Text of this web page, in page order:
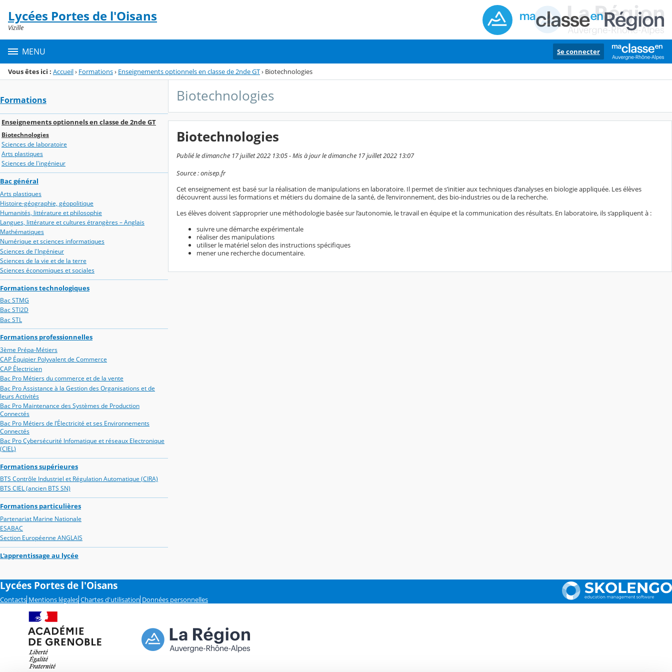
Menu de la rubrique
Contenu
Lycées Portes de l'Oisans
Vizille
MENU Se connecter
Vous êtes ici : Accueil› Formations› Enseignements optionnels en classe de 2nde GT› Biotechnologies
Formations
Enseignements optionnels en classe de 2nde GT
Biotechnologies
Sciences de laboratoire
Arts plastiques
Sciences de l'ingénieur
Bac général
Arts plastiques
Histoire-géographie, géopolitique
Humanités, littérature et philosophie
Langues, littérature et cultures étrangères – Anglais
Mathématiques
Numérique et sciences informatiques
Sciences de l'Ingénieur
Sciences de la vie et de la terre
Sciences économiques et sociales
Formations technologiques
Bac STMG
Bac STI2D
Bac STL
Formations professionnelles
3ème Prépa-Métiers
CAP Équipier Polyvalent de Commerce
CAP Électricien
Bac Pro Métiers du commerce et de la vente
Bac Pro Assistance à la Gestion des Organisations et de
leurs Activités
Bac Pro Maintenance des Systèmes de Production
Connectés
Bac Pro Métiers de l’Électricité et ses Environnements
Connectés
Bac Pro Cybersécurité Infomatique et réseaux Electronique
(CIEL)
Formations supérieures
BTS Contrôle Industriel et Régulation Automatique (CIRA)
BTS CIEL (ancien BTS SN)
Formations particulières
Partenariat Marine Nationale
ESABAC
Section Européenne ANGLAIS
L'apprentissage au lycée
Biotechnologies
Biotechnologies
Publié le dimanche 17 juillet 2022 13:05 - Mis à jour le dimanche 17 juillet 2022 13:07
Source : onisep.fr
Cet enseignement est basé sur la réalisation de manipulations en laboratoire. Il permet de s’initier aux techniques d’analyses en biologie appliquée. Les élèves
découvrent aussi les formations et métiers du domaine de la santé, de l’environnement, des bio-industries ou de la recherche.
Les élèves doivent s’approprier une méthodologie basée sur l’autonomie, le travail en équipe et la communication des résultats. En laboratoire, ils s’appliquent à :
suivre une démarche expérimentale
réaliser des manipulations
utiliser le matériel selon des instructions spécifiques
mener une recherche documentaire.
Lycées Portes de l'Oisans
Contacts Mentions légales Chartes d'utilisation Données personnelles